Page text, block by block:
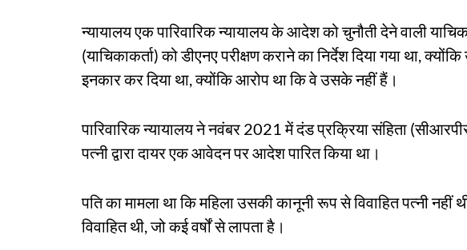
न्यायालय एक पारिवारिक न्यायालय के आदेश को चुनौती देने वाली
(याचिकाकर्ता) को डीएनए परीक्षण कराने का निर्देश दिया गया था,
इनकार कर दिया था, क्योंकि आरोप था कि वे उसके नहीं हैं।
पारिवारिक न्यायालय ने नवंबर 2021 में दंड प्रक्रिया संहिता
पत्नी द्वारा दायर एक आवेदन पर आदेश पारित किया था।
पति का मामला था कि महिला उसकी कानूनी रूप से विवाहित पत्नी नहीं
विवाहित थी, जो कई वर्षों से लापता है।